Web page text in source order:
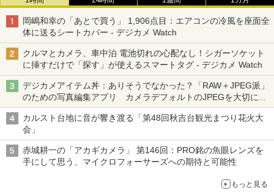
岡嶋和幸の「あとで買う」 1,906点目：エアコンの冷風を座面全
体に送るシートカバー - デジカメ Watch
クルマとカメラ、車中泊 電池切れの心配なし！シガーソケット
に挿すだけで「探す」が使えるスマートタグ - デジカメ Watch
デジカメアイテム丼：ありそうでなかった？「RAW＋JPEG派」
のための写真編集アプリ カメラデフォルトのJPEGを大切にす
る「Filmator」
カルスト台地に音が響き渡る「第48回秋吉台観光まつり花火大
会」
赤城耕一の「アカギカメラ」 第146回：PRO銘の魚眼レンズを
手にして思う、マイクロフォーサーズへの期待と可能性
もっと見る